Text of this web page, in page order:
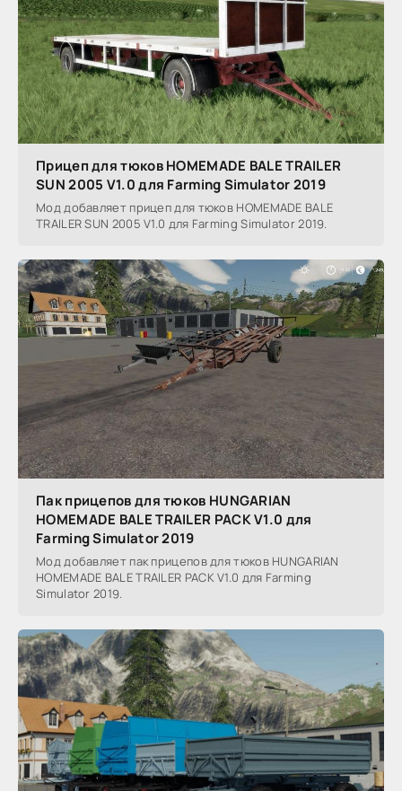
Прицеп для тюков HOMEMADE BALE TRAILER
SUN 2005 V1.0 для Farming Simulator 2019
Мод добавляет прицеп для тюков HOMEMADE BALE
TRAILER SUN 2005 V1.0 для Farming Simulator 2019.
Пак прицепов для тюков HUNGARIAN
HOMEMADE BALE TRAILER PACK V1.0 для
Farming Simulator 2019
Мод добавляет пак прицепов для тюков HUNGARIAN
HOMEMADE BALE TRAILER PACK V1.0 для Farming
Simulator 2019.